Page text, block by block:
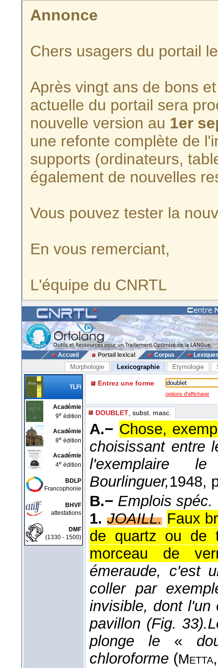
Annonce
Chers usagers du portail
Après vingt ans de bons
actuelle du portail sera
nouvelle version au 1er
une refonte complète de
supports (ordinateurs,
également de nouvelles
Vous pouvez tester la
En vous remerciant,
L'équipe du CNRTL
Accueil Portail lexical Corpus
Morphologie Lexicographie Etymologie
TLFi
Académie
9e édition
Académie
8e édition
Académie
4e édition
BDLP
Francophonie
BHVF
attestations
DMF
(1330 - 1500)
Entrez une forme
options d'affichage
DOUBLET , subst. masc.
A.− Chose,
choisissant entre
l'exemplaire
Bourlinguer,1948,
B.− Emplois spéc.
1. JOAILL. Faux
de quartz ou de
morceau de
émeraude, c'est
coller par
invisible, dont l'un
pavillon (Fig. 33).
plonge le «
chloroforme (Metta